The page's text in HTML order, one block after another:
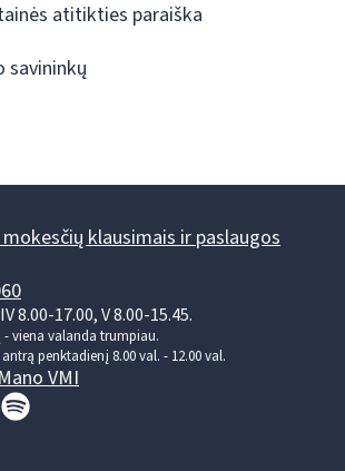
atitikties paraiška
savininkų
klausimais ir paslaugos
8.00-17.00, V 8.00-15.45.
- viena valanda trumpiau.
penktadienį 8.00 val. - 12.00 val.
VMI